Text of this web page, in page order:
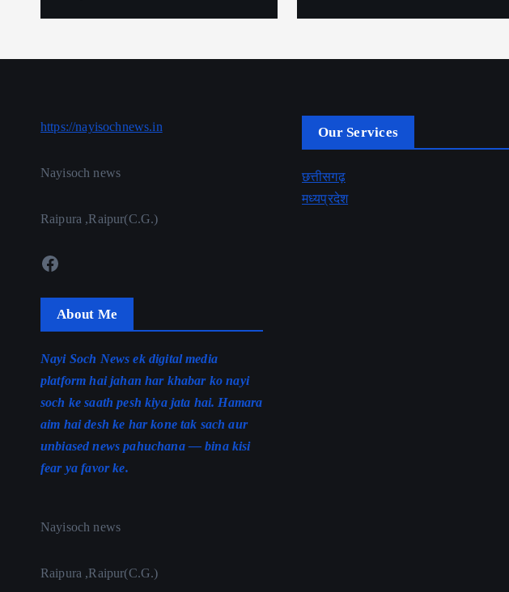
https://nayisochnews.in
Nayisoch news
Raipura ,Raipur(C.G.)
Facebook
About Me
Nayi Soch News ek digital media
platform hai jahan har khabar ko nayi
soch ke saath pesh kiya jata hai. Hamara
aim hai desh ke har kone tak sach aur
unbiased news pahuchana — bina kisi
fear ya favor ke.
Nayisoch news
Raipura ,Raipur(C.G.)
Our Services
छत्तीसगढ़
मध्यप्रदेश